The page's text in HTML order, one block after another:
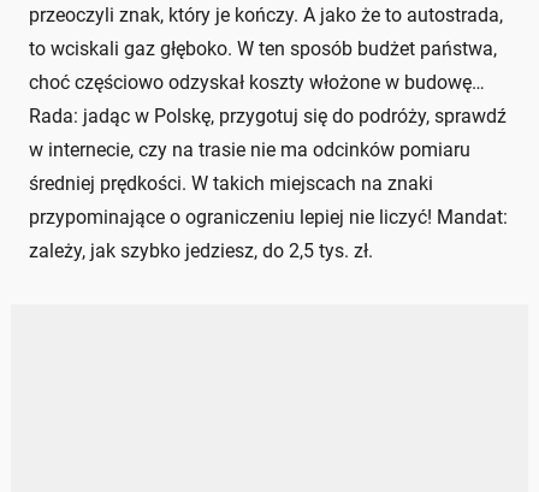
przeoczyli znak, który je kończy. A jako że to autostrada,
to wciskali gaz głęboko. W ten sposób budżet państwa,
choć częściowo odzyskał koszty włożone w budowę…
Rada: jadąc w Polskę, przygotuj się do podróży, sprawdź
w internecie, czy na trasie nie ma odcinków pomiaru
średniej prędkości. W takich miejscach na znaki
przypominające o ograniczeniu lepiej nie liczyć! Mandat:
zależy, jak szybko jedziesz, do 2,5 tys. zł.